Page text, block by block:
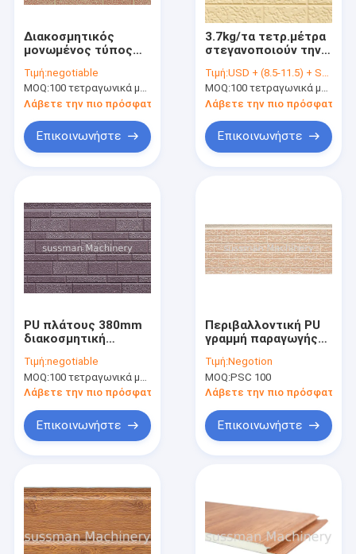
Προϊόντα
Βίντεο
Διακοσμητικός
μονωμένος τύπος
επιτροπής
σάντουιτς αφρού PU
- φιλικό
Τιμή:negotiable
MOQ:100 τετραγωνικά μέτρα
Λάβετε την πιο πρόσφατη τιμή
Επικοινωνήστε
3.7kg/τα τετρ.μέτρα
στεγανοποιούν την
σάντουιτς PU
μετάλλων
30006000mm μήκος
Τιμή:USD + (8.5-11.5) + Square meter
MOQ:100 τετραγωνικά μέτρα
Λάβετε την πιο πρόσφατη
Επικοινωνήστε
PU πλάτους 380mm
διακοσμητική
σάντουιτς για το
εξωτερικό, πάχος
16mm
Τιμή:negotiable
MOQ:100 τετραγωνικά μέτρα
Λάβετε την πιο πρόσφατη τιμή
Επικοινωνήστε
Περιβαλλοντική PU
γραμμή παραγωγής
σάντουιτς ασφάλεια
ανθεκτική στη
θερμότητα
Τιμή:Negotion
MOQ:PSC 100
Λάβετε την πιο πρόσφατη
Επικοινωνήστε